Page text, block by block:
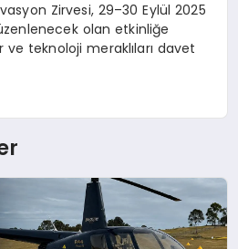
Zirvesi, 29–30 Eylül 2025
olan etkinliğe
ve teknoloji meraklıları davet